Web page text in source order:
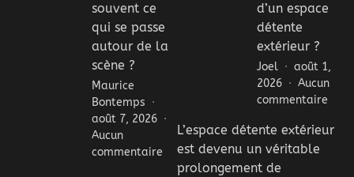
souvent ce
qui se passe
autour de la
scène ?
Maurice
Bontemps
août 7, 2026
Aucun
commentaire sur
Pourquoi
d’un espace
détente
extérieur ?
Joel
août 1,
2026
Aucun
commentaire
L’espace détente extérieur
est devenu un véritable
prolongement de